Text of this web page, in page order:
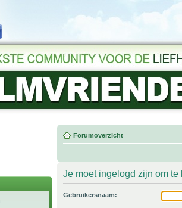
Forumoverzicht
Je moet ingelogd zijn om
Gebruikersnaam: